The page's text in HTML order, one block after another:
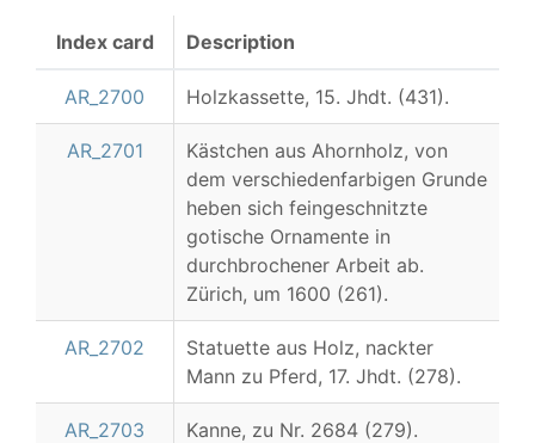
Index card Description
AR_2700 Holzkassette, 15. Jhdt. (431).
AR_2701
Kästchen aus Ahornholz, von
dem verschiedenfarbigen Grunde
heben sich feingeschnitzte
gotische Ornamente in
durchbrochener Arbeit ab.
Zürich, um 1600 (261).
AR_2702
Statuette aus Holz, nackter
Mann zu Pferd, 17. Jhdt. (278).
AR_2703 Kanne, zu Nr. 2684 (279).